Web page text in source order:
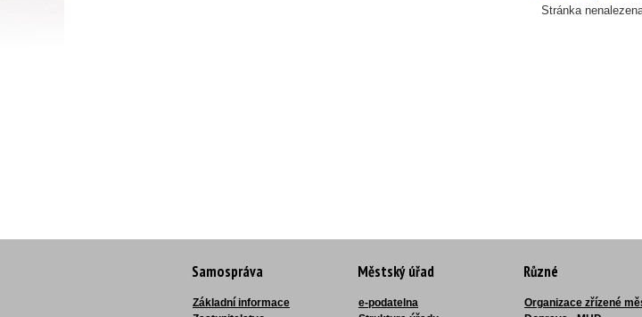
Stránka
Samospráva
Základní informace
Městský úřad
e-podatelna
Různé
Organizace zřízené